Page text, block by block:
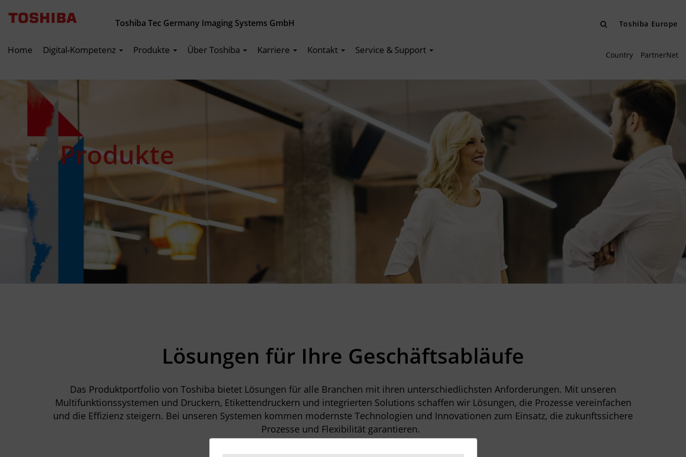
Toshiba Tec Germany Imaging Systems GmbH Toshiba Europe
Home Digital-Kompetenz Produkte Über Toshiba Karriere Kontakt Service & Support Country PartnerNet
Produkte
Lösungen für Ihre Geschäftsabläufe
Das Produktportfolio von Toshiba bietet Lösungen für alle Branchen mit ihren unterschiedlichsten Anforderungen. Mit unseren
Multifunktionssystemen und Druckern, Etikettendruckern und integrierten Solutions schaffen wir Lösungen, die Prozesse vereinfachen
und die Effizienz steigern. Bei unseren Systemen kommen modernste Technologien und Innovationen zum Einsatz, die zukunftssichere
Prozesse und Flexibilität garantieren.